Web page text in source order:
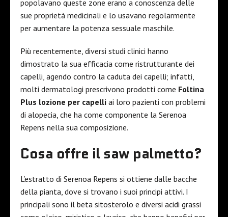
popolavano queste zone erano a conoscenza delle
sue proprietà medicinali e lo usavano regolarmente
per aumentare la potenza sessuale maschile.
Più recentemente, diversi studi clinici hanno
dimostrato la sua efficacia come ristrutturante dei
capelli, agendo contro la caduta dei capelli; infatti,
molti dermatologi prescrivono prodotti come Foltina
Plus lozione per capelli ai loro pazienti con problemi
di alopecia, che ha come componente la Serenoa
Repens nella sua composizione.
Cosa offre il saw palmetto?
L’estratto di Serenoa Repens si ottiene dalle bacche
della pianta, dove si trovano i suoi principi attivi. I
principali sono il beta sitosterolo e diversi acidi grassi